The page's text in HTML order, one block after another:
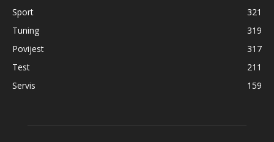
Sport
321
Tuning
319
Povijest
317
Test
211
Servis
159